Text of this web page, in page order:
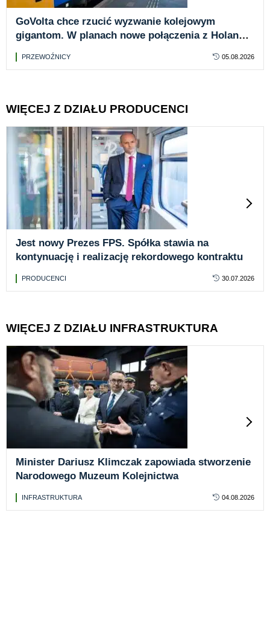
GoVolta chce rzucić wyzwanie kolejowym
gigantom. W planach nowe połączenia z Holandii
PRZEWOŹNICY 05.08.2026
WIĘCEJ Z DZIAŁU PRODUCENCI
Jest nowy Prezes FPS. Spółka stawia na
kontynuację i realizację rekordowego kontraktu
PRODUCENCI 30.07.2026
WIĘCEJ Z DZIAŁU INFRASTRUKTURA
Minister Dariusz Klimczak zapowiada stworzenie
Narodowego Muzeum Kolejnictwa
INFRASTRUKTURA 04.08.2026